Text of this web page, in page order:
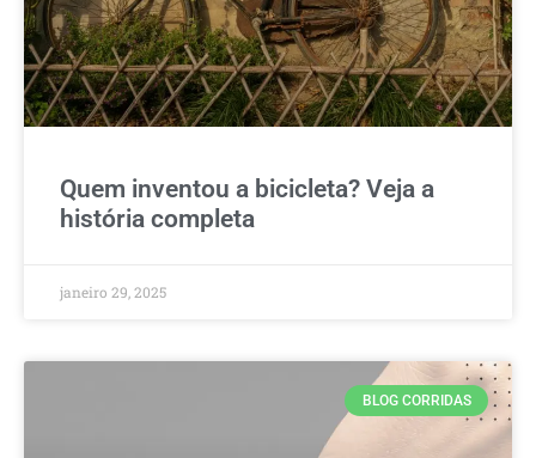
Quem inventou a bicicleta? Veja a
história completa
janeiro 29, 2025
BLOG CORRIDAS